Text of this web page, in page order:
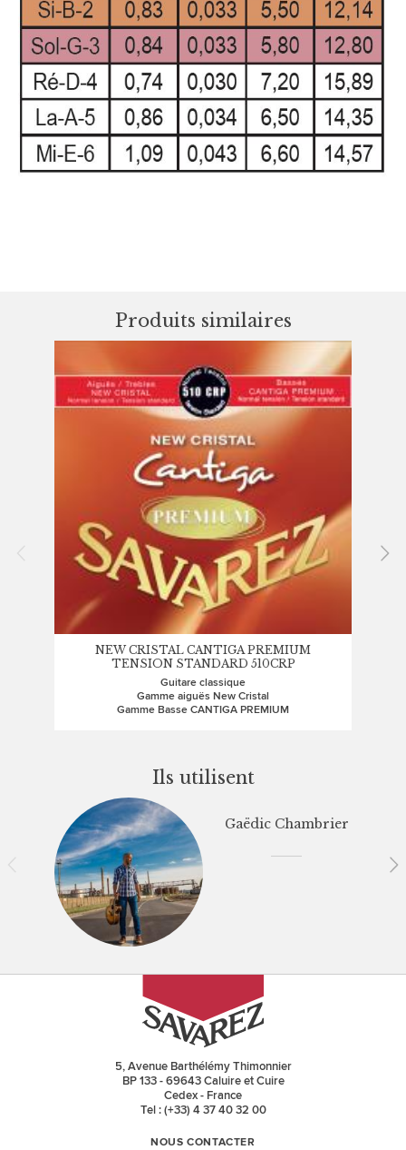
Produits similaires
NEW CRISTAL CANTIGA PREMIUM
TENSION STANDARD 510CRP
Guitare classique
Gamme aiguës New Cristal
Gamme Basse CANTIGA PREMIUM
Ils utilisent
Gaëdic Chambrier
5, Avenue Barthélémy Thimonnier
BP 133 - 69643 Caluire et Cuire
Cedex - France
Tel : (+33) 4 37 40 32 00
NOUS CONTACTER